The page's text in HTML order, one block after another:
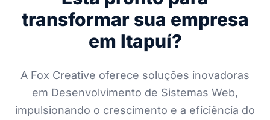
transformar sua empresa
em Itapuí?
A Fox Creative oferece soluções inovadoras
em Desenvolvimento de Sistemas Web,
impulsionando o crescimento e a eficiência do